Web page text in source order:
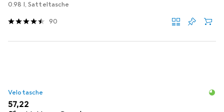
0.98 l, Satteltasche
90
Velotasche
EUR
57,22